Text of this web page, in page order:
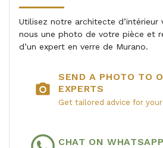
Utilisez notre architecte d’intérieur
nous une photo de votre pièce et
d’un expert en verre de Murano.
photo_camera
SEND A PHOTO TO
EXPERTS
Get tailored advice for your
CHAT ON WHATSAPP